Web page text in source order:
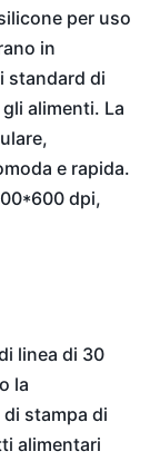
per uso
in
standard di
alimenti. La
e rapida.
dpi,
linea di 30
la
stampa di
alimentari